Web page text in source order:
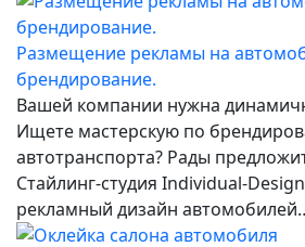
Размещение рекламы на
брендирование.
Вашей компании нужна
Ищете мастерскую по
автотранспорта? Рады
Стайлинг-студия Individual-
рекламный дизайн